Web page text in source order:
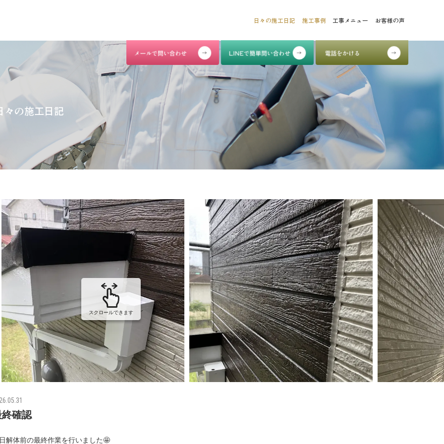
日々の施工日記 施工事例 工事メニュー お客様の声
々の施工日記
スクロールできます
終確認
解体前の最終作業を行いました🤩